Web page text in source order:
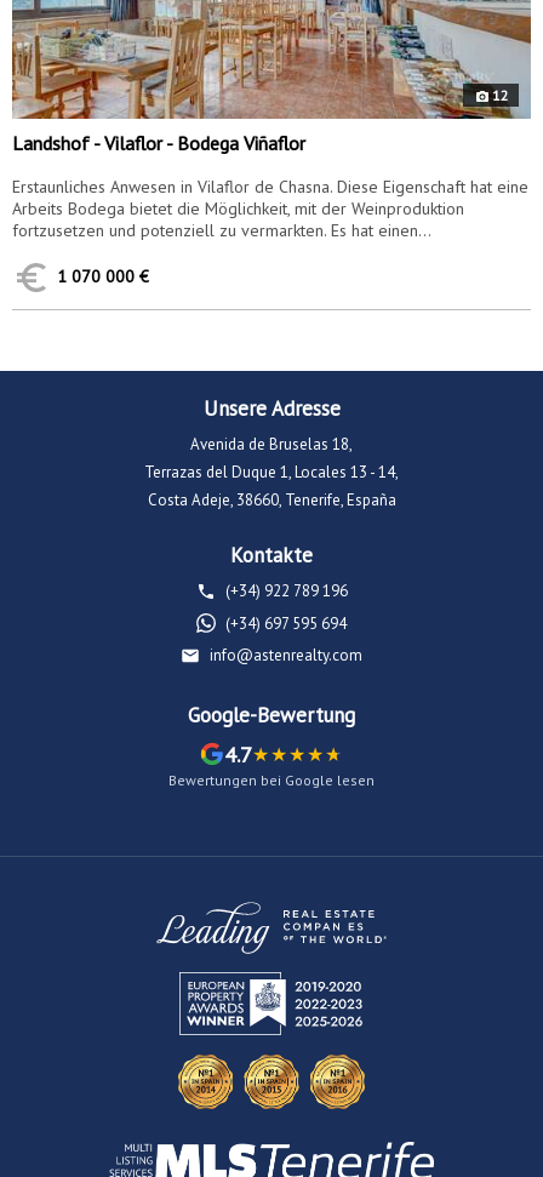
12
Landshof - Vilaflor - Bodega Viñaflor
Erstaunliches Anwesen in Vilaflor de Chasna. Diese Eigenschaft hat eine
Arbeits Bodega bietet die Möglichkeit, mit der Weinproduktion
fortzusetzen und potenziell zu vermarkten. Es hat einen...
1 070 000 €
Unsere Adresse
Avenida de Bruselas 18,
Terrazas del Duque 1, Locales 13 - 14,
Costa Adeje, 38660, Tenerife, España
Kontakte
(+34) 922 789 196
(+34) 697 595 694
info@astenrealty.com
Google-Bewertung
4.7
Bewertungen bei Google lesen